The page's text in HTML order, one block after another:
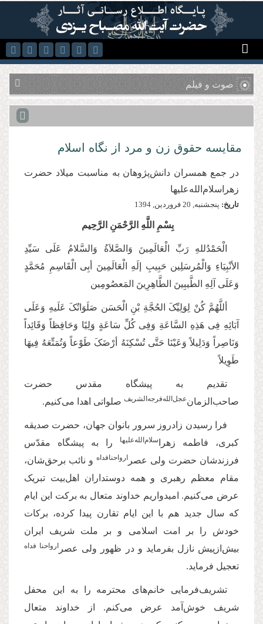
رفتن به محتوای اصلی
صوت و فیلم
مقایسه حقوق زن و مرد از نگاه اسلام
در جمع همسران دانش‌پژوهان به مناسبت میلاد حضرت
زهرا‌سلام‌الله‌علیها
تاریخ: پنجشنبه, 20 فروردين, 1394
بِسْمِ اللَّهِ الرَّحْمَنِ الرَّحِیم
الْحَمْدُللهِ رَبِّ الْعَالَمِینَ وَالصَّلاَةُ وَالسَّلامُ عَلَی سَیِّدِ
الأنْبِیَاءِ وَالْمُرسَلِین حَبِیبِ إلَهِ الْعَالَمِینَ أبِی الْقَاسِمِ مُحَمَّدٍ
وَعَلَی آلِهِ الطَّیبِینَ الطَّاهِرِینَ المَعصُومِین
أللَّهُمَّ کُنْ لِوَلِیِّکَ الحُجَّةِ بْنِ الْحَسَن صَلَوَاتُکَ عَلَیهِ وَعَلَی
آبَائِهِ فِی هَذِهِ السَّاعَةِ وَفِی کُلِّ سَاعَةٍ‌ وَلِیًا وَحَافِظاً وَقَائِداً
وَنَاصِراً وَدَلِیلاً وَعَیْنَا حَتَّی تُسْکِنَهُ أرْضَکَ طَوْعاً وَتُمَتِّعَهُ فِیهَا
طَوِیلاً
تقدیم به پیشگاه مقدس حضرت
صاحب‌الزمان‌عجل‌‌الله‌‌فرجه‌‌الشریف صلواتی اهدا می‌کنیم.
فرا رسیدن زادروز سرور بانوان جهان، حضرت صدیقه
کبری، فاطمه زهرا‌
سلام‌‌الله‌‌علیها
را به پیشگاه مقدّس
فرزندشان حضرت ولی عصر‌
ارواحنافداه و نائب برحق‌شان،
مقام معظم رهبری و همه دوستداران اهل‌بیت تبریک
عرض می‌کنیم. امیدواریم خداوند متعال به برکت این ایام
که سال جدید هم با این ایام تقارن پیدا کرده، برکات
خودش را بر امت اسلامی و بر ملت شریف ایران
بیش‌ازپیش نازل بفرماید و در ظهور ولی عصر‌
ارواحنا فداه
تعجیل فرماید.
تشریف‌فرمایی خانم‌های محترمه را به این محفل
شریف خوش‌آمد عرض می‌کنم. از خداوند متعال